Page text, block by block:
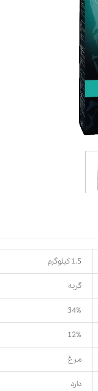
گربه
بچه گربه
گربه
سگ
1.5 کیلوگرم
گربه
34%
12%
مرغ
دارد